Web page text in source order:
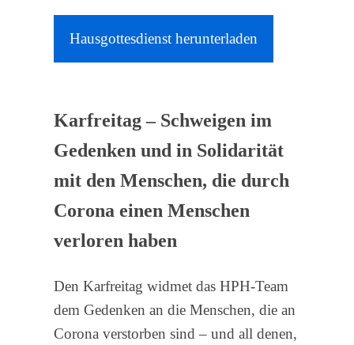
Hausgottesdienst herunterladen
Karfreitag – Schweigen im
Gedenken und in Solidarität
mit den Menschen, die durch
Corona einen Menschen
verloren haben
Den Karfreitag widmet das HPH-Team
dem Gedenken an die Menschen, die an
Corona verstorben sind – und all denen,